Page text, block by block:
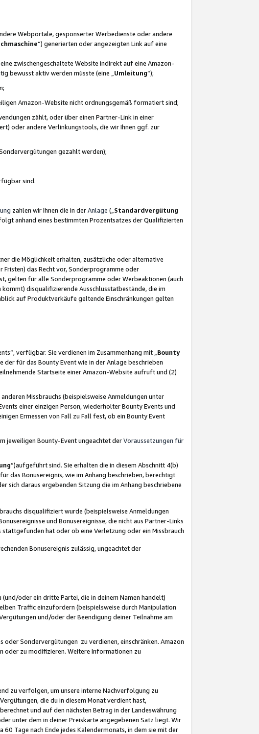
Webportale, gesponserter Werbedienste oder andere
“) generierten oder angezeigten Link auf eine
zwischengeschaltete Website indirekt auf eine Amazon-
bewusst aktiv werden müsste (eine „ Umleitung“);
Amazon-Website nicht ordnungsgemäß formatiert sind;
zählt, oder über einen Partner-Link in einer
oder andere Verlinkungstools, die wir Ihnen ggf. zur
gezahlt werden);
sind.
zahlen wir Ihnen die in derAnlage („ Standardvergütung
anhand eines bestimmten Prozentsatzes der Qualifizierten
die Möglichkeit erhalten, zusätzliche oder alternative
Fristen) das Recht vor, Sonderprogramme oder
gelten für alle Sonderprogramme oder Werbeaktionen (auch
disqualifizierende Ausschlusstatbestände, die im
auf Produktverkäufe geltende Einschränkungen gelten
verfügbar. Sie verdienen im Zusammenhang mit „ Bounty
der für das Bounty Event wie in der Anlage beschrieben
Startseite einer Amazon-Website aufruft und (2)
Missbrauchs (beispielsweise Anmeldungen unter
einer einzigen Person, wiederholter Bounty Events und
Ermessen von Fall zu Fall fest, ob ein Bounty Event
jeweiligen Bounty-Event ungeachtet derVoraussetzungen für
“)aufgeführt sind. Sie erhalten die in diesem Abschnitt 4(b)
das Bonusereignis, wie im Anhang beschrieben, berechtigt
sich daraus ergebenden Sitzung die im Anhang beschriebene
disqualifiziert wurde (beispielsweise Anmeldungen
und Bonusereignisse, die nicht aus Partner-Links
hat oder ob eine Verletzung oder ein Missbrauch
Bonusereignis zulässig, ungeachtet der
oder ein dritte Partei, die in deinem Namen handelt)
Traffic einzufordern (beispielsweise durch Manipulation
und/oder der Beendigung deiner Teilnahme am
Sondervergütungen zu verdienen, einschränken. Amazon
oder zu modifizieren. Weitere Informationen zu
zu verfolgen, um unsere interne Nachverfolgung zu
die du in diesem Monat verdient hast,
und auf den nächsten Betrag in der Landeswährung
unter dem in deiner Preiskarte angegebenen Satz liegt. Wir
Tage nach Ende jedes Kalendermonats, in dem sie mit der